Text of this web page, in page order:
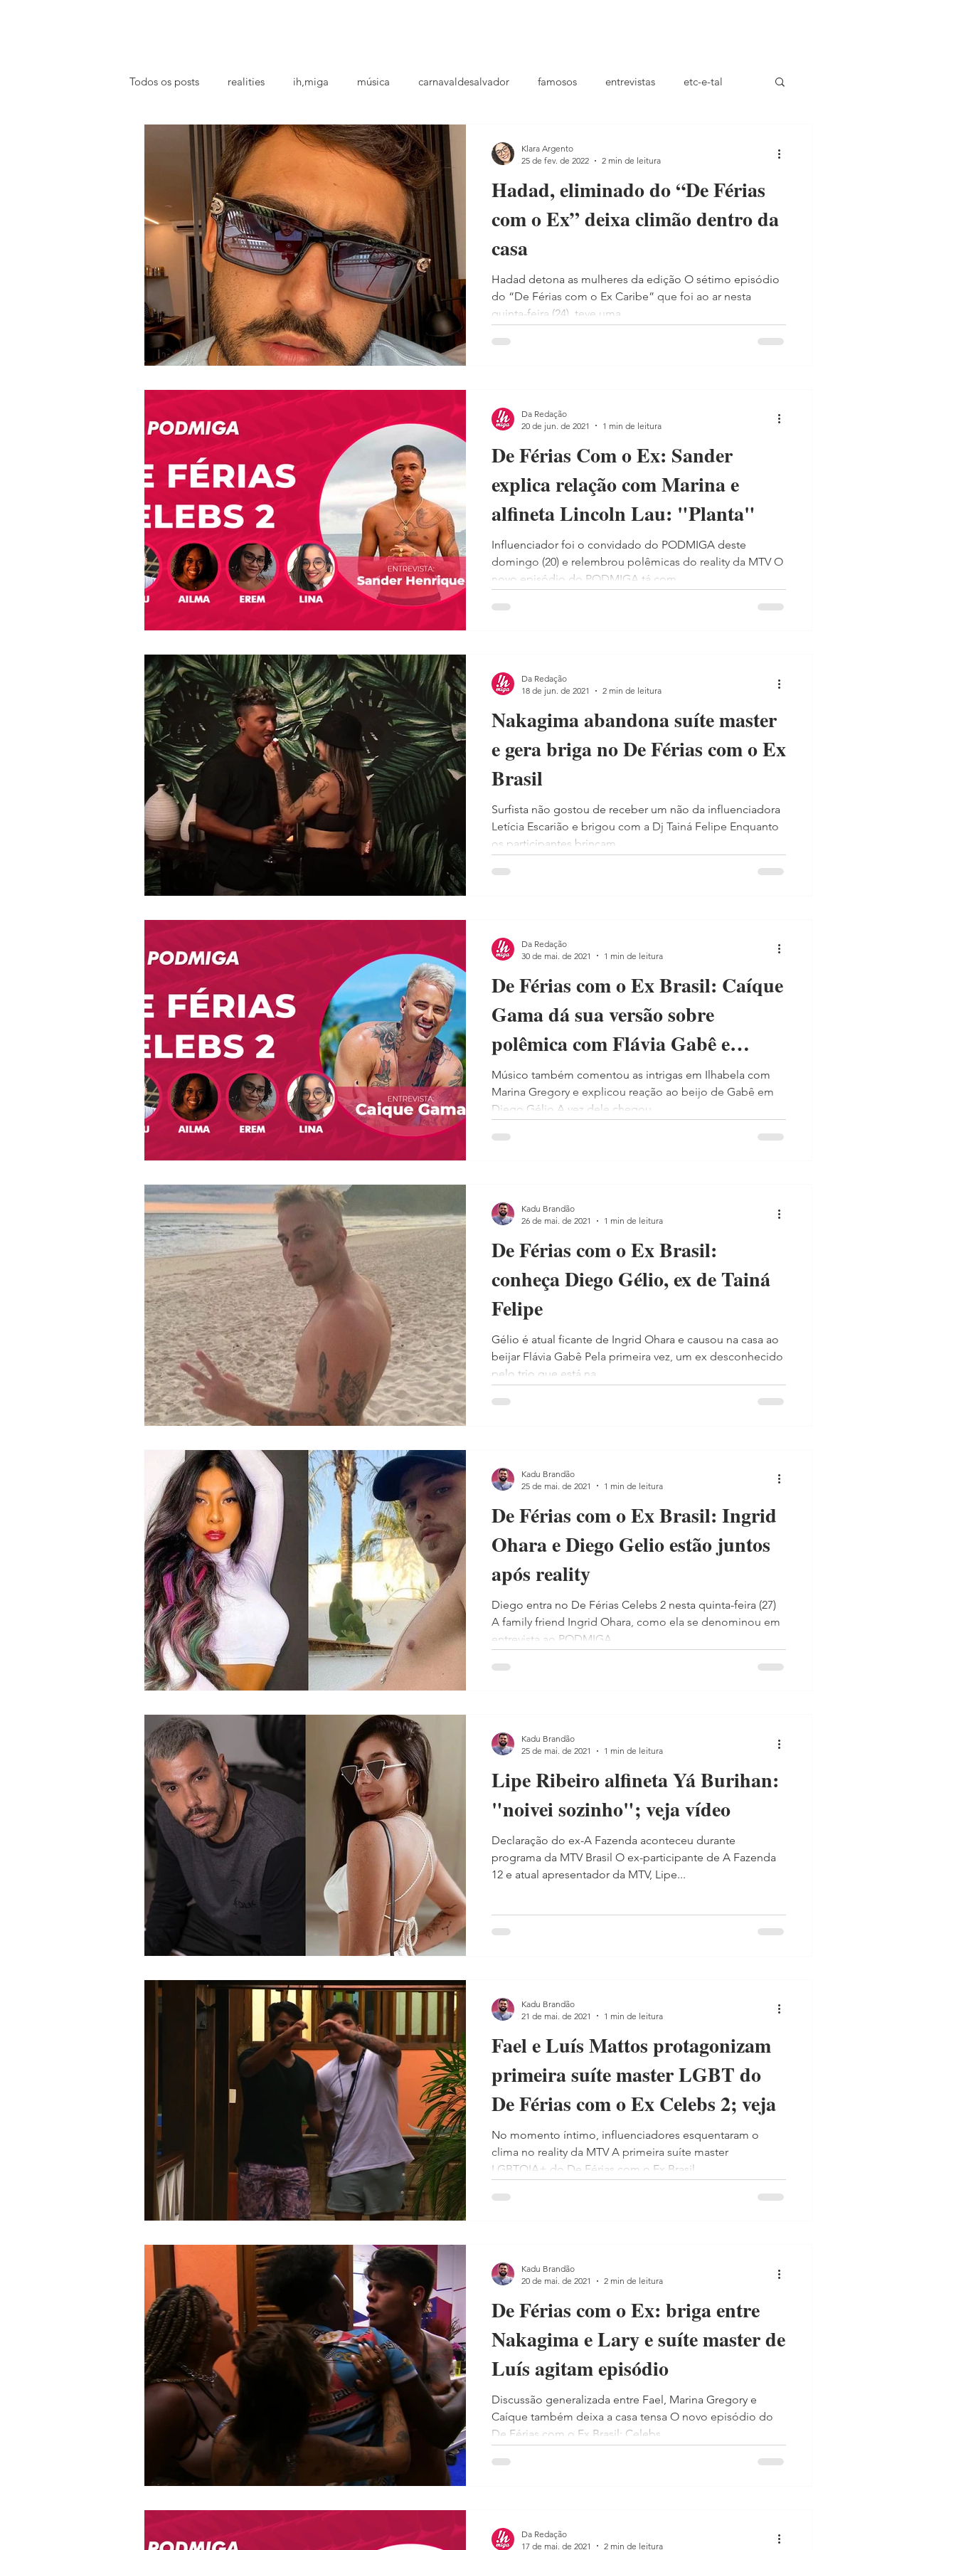
Todos os posts realities ih,miga música carnavaldesalvador famosos entrevistas etc-e-tal
looks podcast playlists
Hadad, eliminado do “De Férias
com o Ex” deixa climão dentro da
casa
Hadad detona as mulheres da edição O sétimo episódio
do “De Férias com o Ex Caribe” que foi ao ar nesta
quinta-feira (24), teve uma...
Klara Argento
25 de fev. de 2022
2 min de leitura
De Férias Com o Ex: Sander
explica relação com Marina e
alfineta Lincoln Lau: "Planta"
Influenciador foi o convidado do PODMIGA deste
domingo (20) e relembrou polêmicas do reality da MTV O
novo episódio do PODMIGA tá com...
Da Redação
20 de jun. de 2021
1 min de leitura
Nakagima abandona suíte master
e gera briga no De Férias com o Ex
Brasil
Surfista não gostou de receber um não da influenciadora
Letícia Escarião e brigou com a Dj Tainá Felipe Enquanto
os participantes brincam...
Da Redação
18 de jun. de 2021
2 min de leitura
De Férias com o Ex Brasil: Caíque
Gama dá sua versão sobre
polêmica com Flávia Gabê e
Gabily
Músico também comentou as intrigas em Ilhabela com
Marina Gregory e explicou reação ao beijo de Gabê em
Diego Gélio A vez dele chegou,...
Da Redação
30 de mai. de 2021
1 min de leitura
De Férias com o Ex Brasil:
conheça Diego Gélio, ex de Tainá
Felipe
Gélio é atual ficante de Ingrid Ohara e causou na casa ao
beijar Flávia Gabê Pela primeira vez, um ex desconhecido
pelo trio que está na...
Kadu Brandão
26 de mai. de 2021
1 min de leitura
De Férias com o Ex Brasil: Ingrid
Ohara e Diego Gelio estão juntos
após reality
Diego entra no De Férias Celebs 2 nesta quinta-feira (27)
A family friend Ingrid Ohara, como ela se denominou em
entrevista ao PODMIGA,...
Kadu Brandão
25 de mai. de 2021
1 min de leitura
Lipe Ribeiro alfineta Yá Burihan:
"noivei sozinho"; veja vídeo
Declaração do ex-A Fazenda aconteceu durante
programa da MTV Brasil O ex-participante de A Fazenda
12 e atual apresentador da MTV, Lipe...
Kadu Brandão
25 de mai. de 2021
1 min de leitura
Fael e Luís Mattos protagonizam
primeira suíte master LGBT do
De Férias com o Ex Celebs 2; veja
No momento íntimo, influenciadores esquentaram o
clima no reality da MTV A primeira suíte master
LGBTQIA+ do De Férias com o Ex Brasil...
Kadu Brandão
21 de mai. de 2021
1 min de leitura
De Férias com o Ex: briga entre
Nakagima e Lary e suíte master de
Luís agitam episódio
Discussão generalizada entre Fael, Marina Gregory e
Caíque também deixa a casa tensa O novo episódio do
De Férias com o Ex Brasil: Celebs...
Kadu Brandão
20 de mai. de 2021
2 min de leitura
Da Redação
17 de mai. de 2021
2 min de leitura